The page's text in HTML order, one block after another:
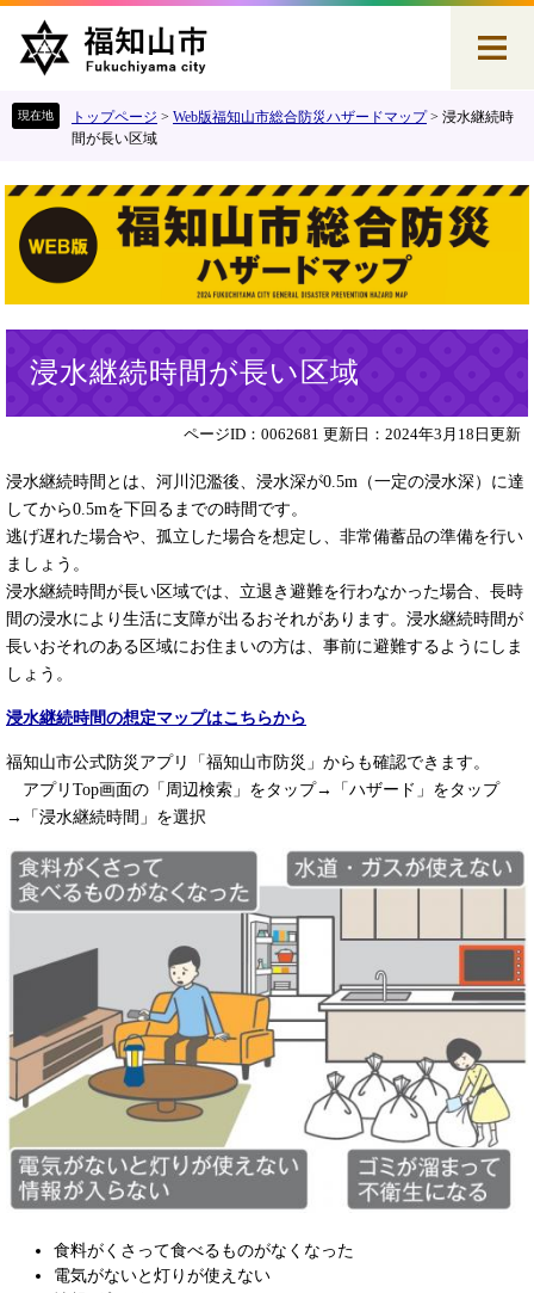
す
し
トップページ > Web版福知山市総合防災ハザードマップ > 浸水継続時
間が長い区域
浸水継続時間が長い区域
ページID：0062681 更新日：2024年3月18日更新
浸水継続時間とは、河川氾濫後、浸水深が0.5m（一定の浸水深）に達
してから0.5mを下回るまでの時間です。
逃げ遅れた場合や、孤立した場合を想定し、非常備蓄品の準備を行い
ましょう。
浸水継続時間が長い区域では、立退き避難を行わなかった場合、長時
間の浸水により生活に支障が出るおそれがあります。浸水継続時間が
長いおそれのある区域にお住まいの方は、事前に避難するようにしま
しょう。
浸水継続時間の想定マップはこちらから
福知山市公式防災アプリ「福知山市防災」からも確認できます。
アプリTop画面の「周辺検索」をタップ→「ハザード」をタップ
→「浸水継続時間」を選択
食料がくさって食べるものがなくなった
​電気がないと灯りが使えない